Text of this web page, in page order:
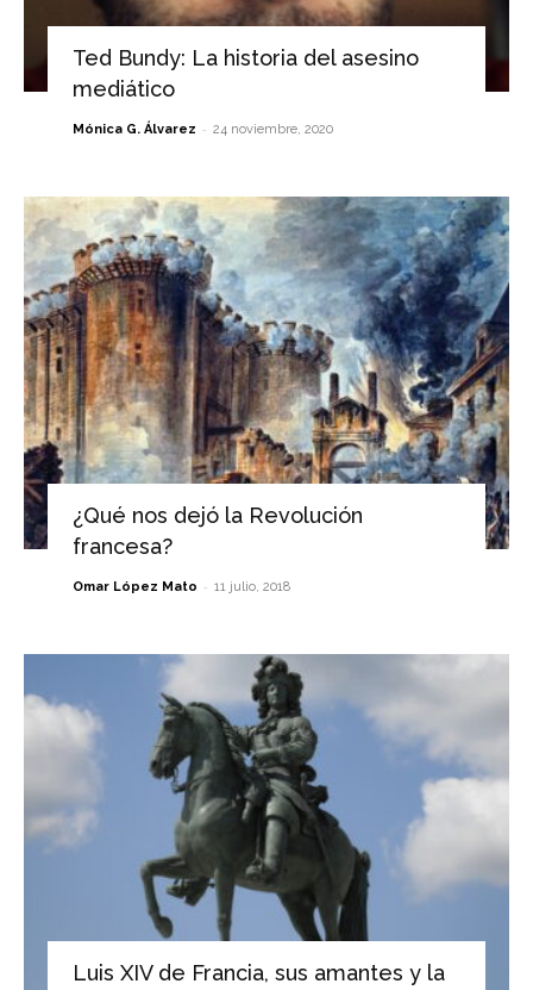
Ted Bundy: La historia del asesino
mediático
Mónica G. Álvarez - 24 noviembre, 2020
¿Qué nos dejó la Revolución
francesa?
Omar López Mato - 11 julio, 2018
Luis XIV de Francia, sus amantes y la